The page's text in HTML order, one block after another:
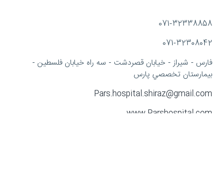
071-32338858
071-32308042
فارس - شيراز - خيابان قصردشت - سه راه خيابان فلسطين -
بيمارستان تخصصي پارس
Pars.hospital.shiraz@gmail.com
www.Parshospital.com